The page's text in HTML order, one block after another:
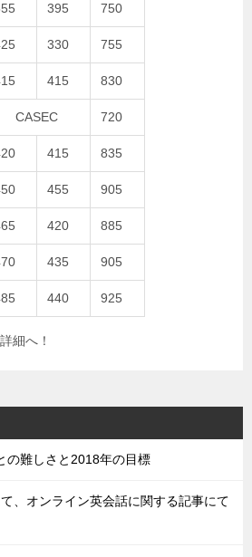
395 750
330 755
415 830
CASEC 720
415 835
455 905
420 885
435 905
440 925
細へ！
の難しさと2018年の目標
、オンライン英会話に関する記事にて